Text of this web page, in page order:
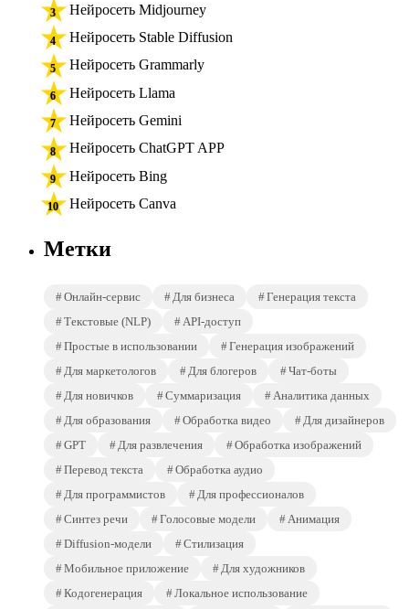
Нейросеть Midjourney
Нейросеть Stable Diffusion
Нейросеть Grammarly
Нейросеть Llama
Нейросеть Gemini
Нейросеть ChatGPT APP
Нейросеть Bing
Нейросеть Canva
Метки
Онлайн-сервис Для бизнеса
Генерация текста
Текстовые (NLP)
API-доступ
Простые в использовании
Генерация изображений
Для маркетологов
Для блогеров
Чат-боты
Для новичков
Суммаризация
Аналитика данных
Для образования
Обработка видео
Для дизайнеров
GPT
Для развлечения
Обработка изображений
Перевод текста
Обработка аудио
Для программистов
Для профессионалов
Синтез речи
Голосовые модели
Анимация
Diffusion-модели
Стилизация
Мобильное приложение
Для художников
Кодогенерация
Локальное использование